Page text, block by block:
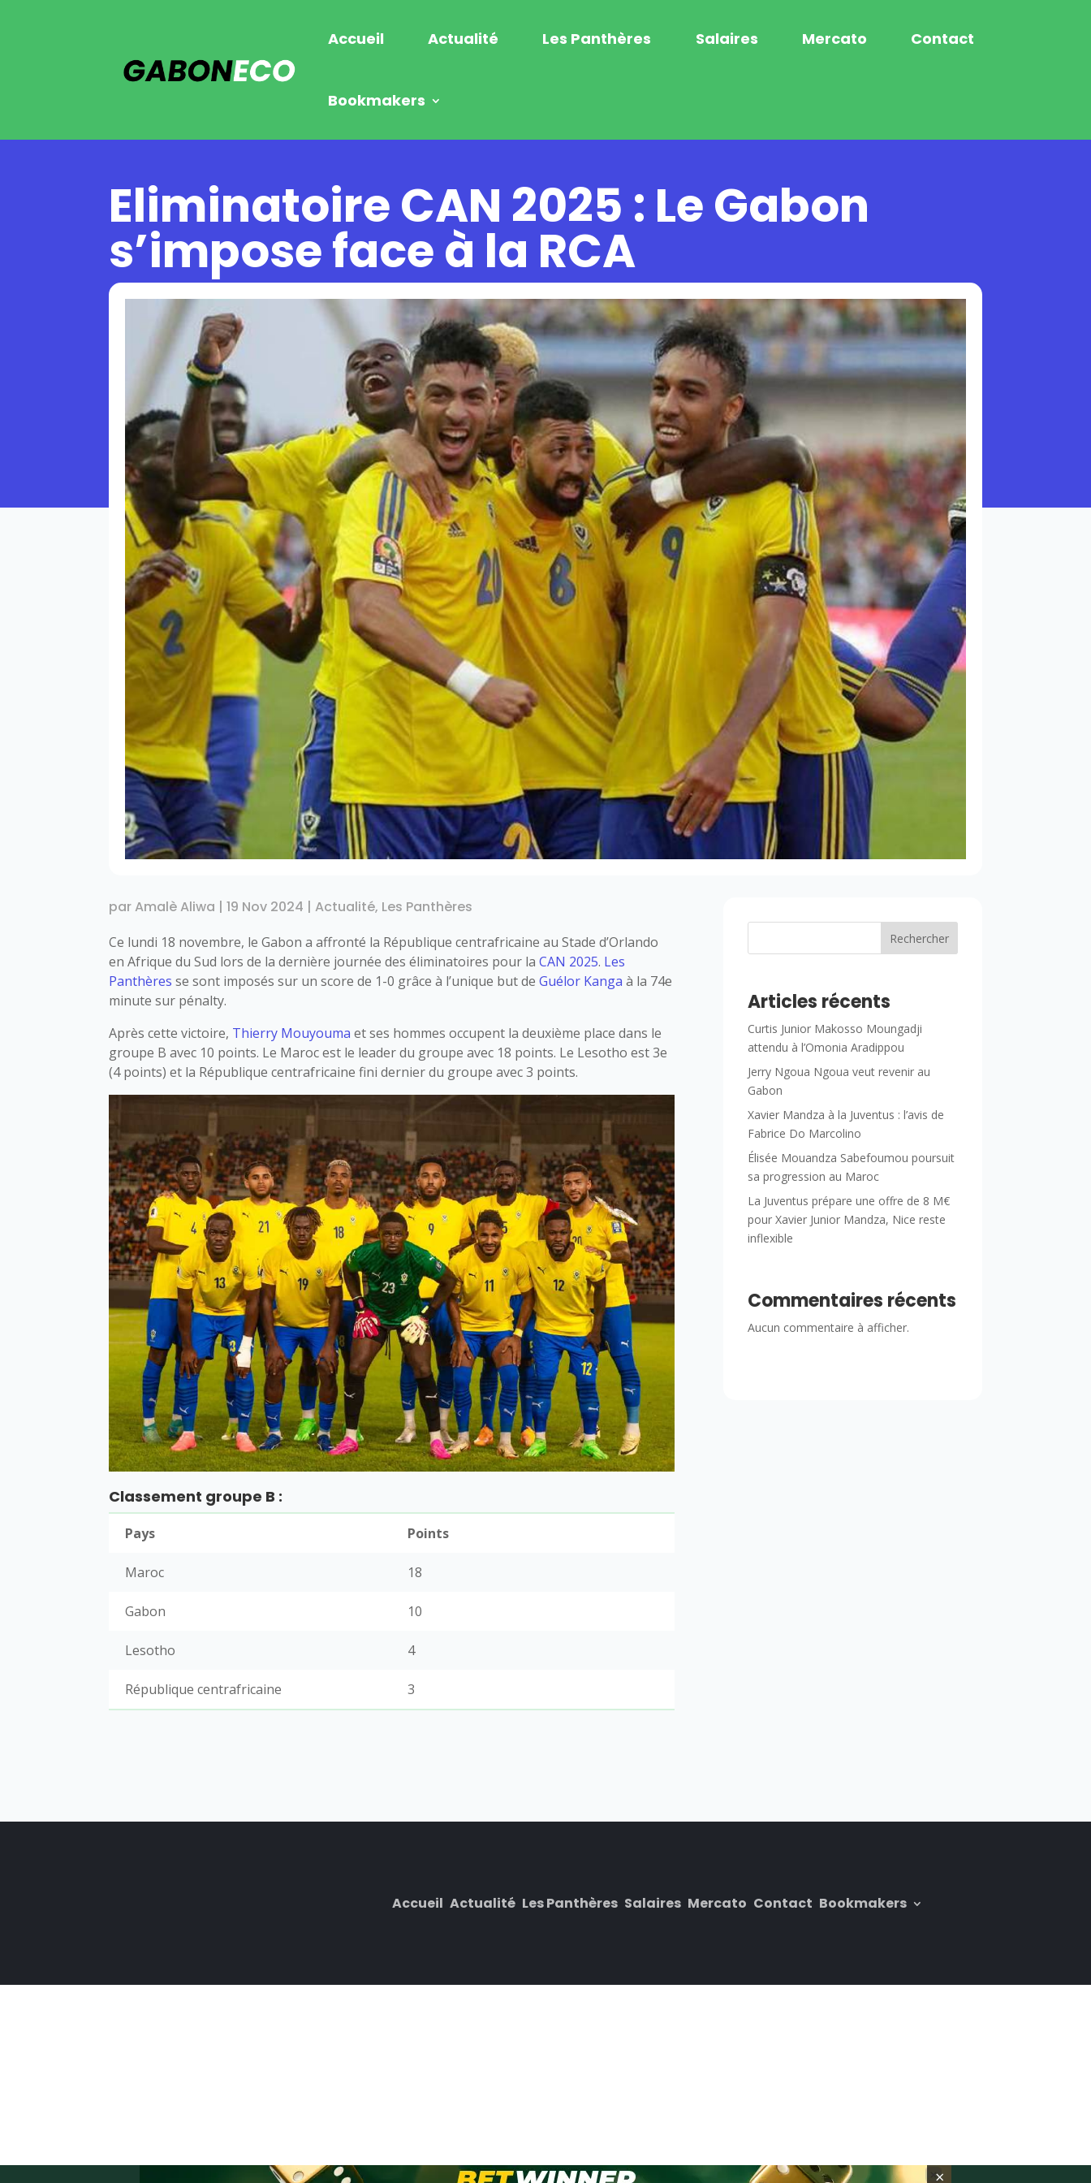
Accueil Actualité Les Panthères Salaires Mercato Contact
Bookmakers
Eliminatoire CAN 2025 : Le Gabon
s’impose face à la RCA
parAmalè Aliwa |19 Nov 2024 |Actualité, Les Panthères
Ce lundi 18 novembre, le Gabon a affronté la République centrafricaine au Stade d’Orlando
en Afrique du Sud lors de la dernière journée des éliminatoires pour laCAN 2025. Les
Panthères se sont imposés sur un score de 1-0 grâce à l’unique but deGuélor Kanga à la 74e
minute sur pénalty.
Après cette victoire, Thierry Mouyouma et ses hommes occupent la deuxième place dans le
groupe B avec 10 points. Le Maroc est le leader du groupe avec 18 points. Le Lesotho est 3e
(4 points) et la République centrafricaine fini dernier du groupe avec 3 points.
Classement groupe B :
Pays Points
Maroc 18
Gabon 10
Lesotho 4
République centrafricaine 3
Rechercher
Articles récents
Curtis Junior Makosso Moungadji
attendu à l’Omonia Aradippou
Jerry Ngoua Ngoua veut revenir au
Gabon
Xavier Mandza à la Juventus : l’avis de
Fabrice Do Marcolino
Élisée Mouandza Sabefoumou poursuit
sa progression au Maroc
La Juventus prépare une offre de 8 M€
pour Xavier Junior Mandza, Nice reste
inflexible
Commentaires récents
Aucun commentaire à afficher.
Accueil Actualité Les Panthères Salaires Mercato Contact Bookmakers
×